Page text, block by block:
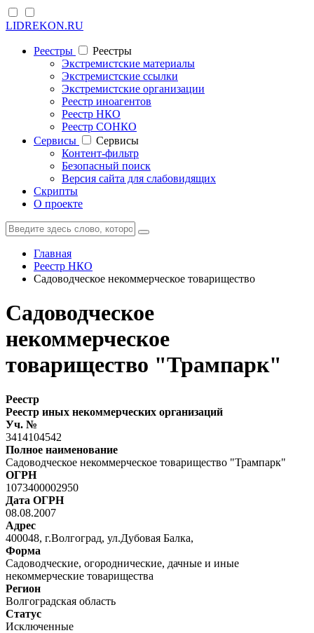
LIDREKON.RU
Реестры
Реестры
Экстремистские материалы
Экстремистские ссылки
Экстремистские организации
Реестр иноагентов
Реестр НКО
Реестр СОНКО
Cервисы
Cервисы
Контент-фильтр
Безопасный поиск
Версия сайта для слабовидящих
Скрипты
О проекте
Главная
Реестр НКО
Садоводческое некоммерческое товарищество
Садоводческое
некоммерческое
товарищество "Трампарк"
Реестр
Реестр иных некоммерческих организаций
Уч. №
3414104542
Полное наименование
Садоводческое некоммерческое товарищество "Трампарк"
ОГРН
1073400002950
Дата ОГРН
08.08.2007
Адрес
400048, г.Волгоград, ул.Дубовая Балка,
Форма
Садоводческие, огороднические, дачные и иные
некоммерческие товарищества
Регион
Волгоградская область
Статус
Исключенные